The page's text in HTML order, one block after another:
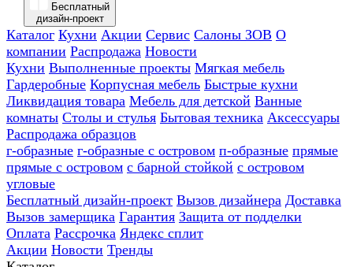
Бесплатный
дизайн-проект
Каталог Кухни Акции Сервис Салоны ЗОВ О
компании Распродажа Новости
Кухни Выполненные проекты Мягкая мебель
Гардеробные Корпусная мебель Быстрые кухни
Ликвидация товара Мебель для детской Ванные
комнаты Столы и стулья Бытовая техника Аксессуары
Распродажа образцов
г-образные г-образные с островом п-образные прямые
прямые с островом с барной стойкой с островом
угловые
Бесплатный дизайн-проект Вызов дизайнера Доставка
Вызов замерщика Гарантия Защита от подделки
Оплата Рассрочка Яндекс сплит
Акции Новости Тренды